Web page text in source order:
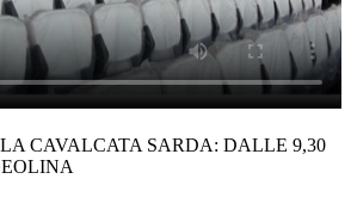
CAVALCATA SARDA: DALLE 9,30